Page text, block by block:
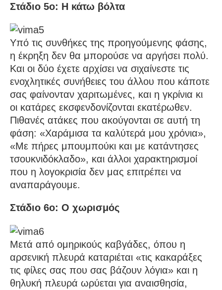
Στάδιο 5ο: Η κάτω βόλτα
Υπό τις συνθήκες της προηγούμενης φάσης,
η έκρηξη δεν θα μπορούσε να αργήσει πολύ.
Και οι δύο έχετε αρχίσει να σιχαίνεστε τις
ενοχλητικές συνήθειες του άλλου που κάποτε
σας φαίνονταν χαριτωμένες, και η γκρίνια κι
οι κατάρες εκσφενδονίζονται εκατέρωθεν.
Πιθανές ατάκες που ακούγονται σε αυτή τη
φάση: «Χαράμισα τα καλύτερά μου χρόνια»,
«Με πήρες μπουμπούκι και με κατάντησες
τσουκνιδόκλαδο», και άλλοι χαρακτηρισμοί
που η λογοκρισία δεν μας επιτρέπει να
αναπαράγουμε.
Στάδιο 6ο: Ο χωρισμός
Μετά από ομηρικούς καβγάδες, όπου η
αρσενική πλευρά καταριέται «τις κακαράξες
τις φίλες σας που σας βάζουν λόγια» και η
θηλυκή πλευρά ωρύεται για αναισθησία,